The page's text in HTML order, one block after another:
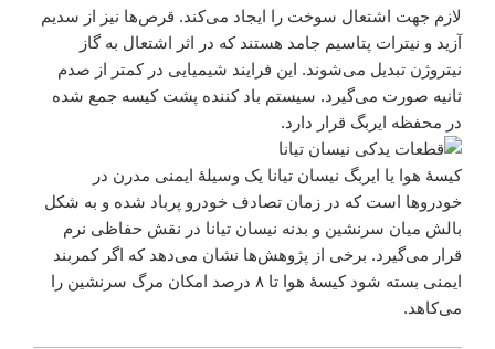
لازم جهت اشتعال سوخت را ایجاد می‌کند. قرص‌ها نیز از سدیم
آزید و نیترات پتاسیم جامد هستند که در اثر اشتعال به گاز
نیتروژن تبدیل می‌شوند. این فرایند شیمیایی در کمتر از صدم
ثانیه صورت می‌گیرد. سیستم باد کننده پشت کیسه‌ جمع شده
در محفظه‌ ایربگ قرار دارد.
کیسهٔ هوا یا ایربگ نیسان تیانا یک وسیلهٔ ایمنی مدرن در
خودروها است که در زمان تصادف خودرو پرباد شده و به شکل
بالش میان سرنشین و بدنه نیسان تیانا در نقش حفاظی نرم
قرار می‌گیرد. برخی از پژوهش‌ها نشان می‌دهد که اگر کمربند
ایمنی بسته شود کیسهٔ هوا تا ۸ درصد امکان مرگ سرنشین را
می‌کاهد.